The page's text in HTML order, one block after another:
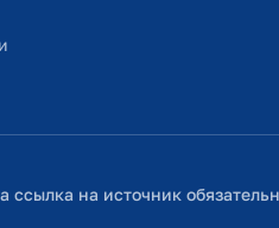
ссылка на источник